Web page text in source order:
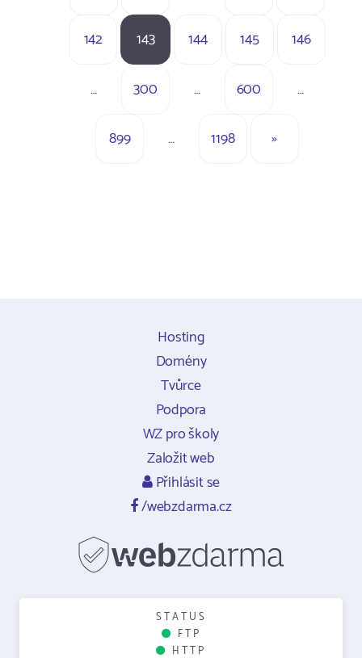
142 143 144 145 146
… 300 … 600 …
899 … 1198 »
Hosting
Domény
Tvůrce
Podpora
WZ pro školy
Založit web
Přihlásit se
/webzdarma.cz
STATUS
FTP
HTTP